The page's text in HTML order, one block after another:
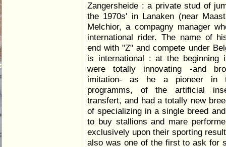
Zangersheide : a private stud of
the 1970s' in Lanaken (near
Melchior, a compagny manager
international rider. The name of
end with "Z" and compete under
is international : at the beginning
were totally innovating -and
imitation- as he a pioneer in
programms, of the artificial
transfert, and had a totally new
of specializing in a single breed
to buy stallions and mare
exclusively upon their sporting
also was one of the first to ask for